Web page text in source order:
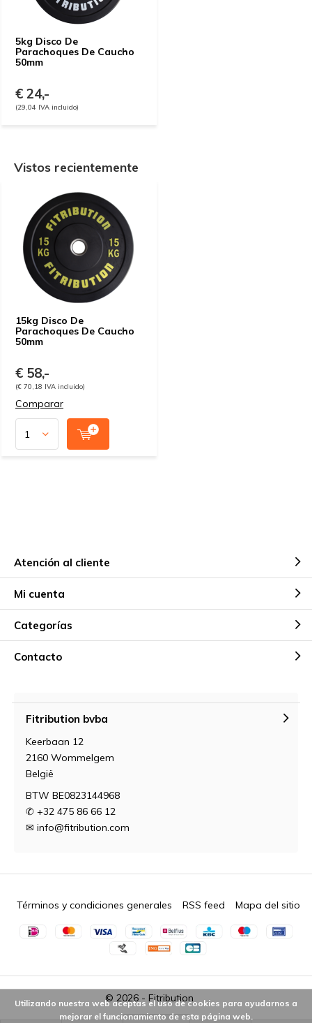
5kg Disco De
Parachoques De Caucho
50mm
€ 24,-
(29,04 IVA incluido)
Vistos recientemente
15kg Disco De
Parachoques De Caucho
50mm
€ 58,-
(€ 70,18 IVA incluido)
Comparar
Atención al cliente
Mi cuenta
Categorías
Contacto
Fitribution bvba
Keerbaan 12
2160 Wommelgem
België
BTW BE0823144968
✆ +32 475 86 66 12
✉ info@fitribution.com
© 2026 - Fitribution
Términos y condiciones generales RSS feed Mapa del sitio
Utilizando nuestra web aceptas el uso de cookies para ayudarnos a
mejorar el funcionamiento de esta página web.